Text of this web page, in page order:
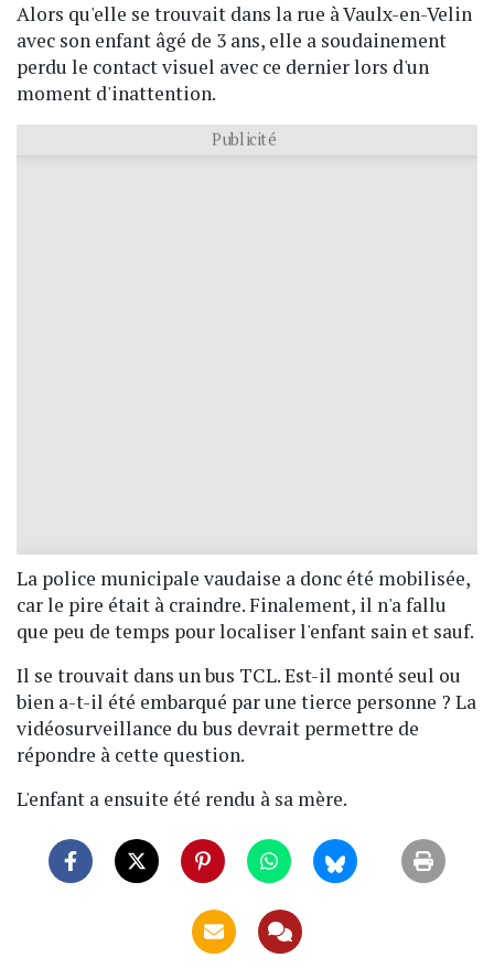
Alors qu'elle se trouvait dans la rue à Vaulx-en-Velin
avec son enfant âgé de 3 ans, elle a soudainement
perdu le contact visuel avec ce dernier lors d'un
moment d'inattention.
Publicité
La police municipale vaudaise a donc été mobilisée,
car le pire était à craindre. Finalement, il n'a fallu
que peu de temps pour localiser l'enfant sain et sauf.
Il se trouvait dans un bus TCL. Est-il monté seul ou
bien a-t-il été embarqué par une tierce personne ? La
vidéosurveillance du bus devrait permettre de
répondre à cette question.
L'enfant a ensuite été rendu à sa mère.